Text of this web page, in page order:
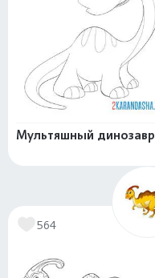
Мультяшный динозавр
564